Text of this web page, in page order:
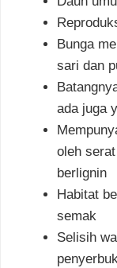
Bunga
sari dan
ada juga
oleh
berlignin
Habitat
semak
Selisih